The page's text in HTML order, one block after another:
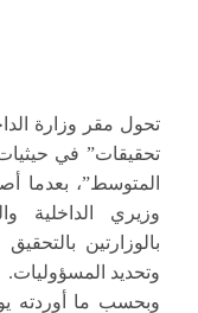
تحول مقر وزارة
تحقيقات” في
المتوسط”، بعدما
وزيري الداخلية
بالوزارتين
وتحديد المسؤوليات.
وبحسب ما أوردته